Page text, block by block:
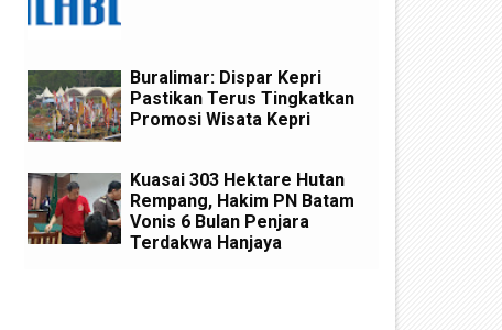
Buralimar: Dispar Kepri
Pastikan Terus Tingkatkan
Promosi Wisata Kepri
Kuasai 303 Hektare Hutan
Rempang, Hakim PN Batam
Vonis 6 Bulan Penjara
Terdakwa Hanjaya